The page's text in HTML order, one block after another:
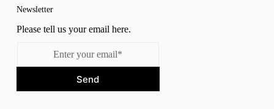
Newsletter
Please tell us your email here.
Send